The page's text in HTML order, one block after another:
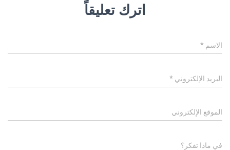
اترك تعليقاً
الاسم *
البريد الإلكتروني *
الموقع الإلكتروني
في ماذا تفكر؟